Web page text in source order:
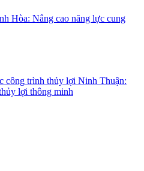
Hòa: Nâng cao năng lực cung
trình thủy lợi Ninh Thuận:
lợi thông minh